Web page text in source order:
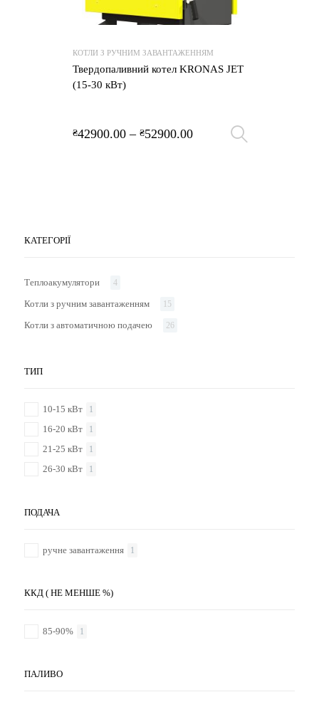
КОТЛИ З РУЧНИМ ЗАВАНТАЖЕННЯМ
Твердопаливний котел KRONAS JET
(15-30 кВт)
₴42900.00 – ₴52900.00
КАТЕГОРІЇ
Теплоакумулятори 4
Котли з ручним завантаженням 15
Котли з автоматичною подачею 26
ТИП
10-15 кВт 1
16-20 кВт 1
21-25 кВт 1
26-30 кВт 1
ПОДАЧА
ручне завантаження 1
ККД ( НЕ МЕНШЕ %)
85-90% 1
ПАЛИВО